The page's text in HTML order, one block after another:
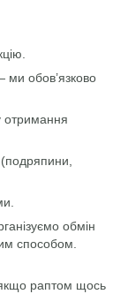
обов’язково
отримання
обмін
способом.
раптом щось